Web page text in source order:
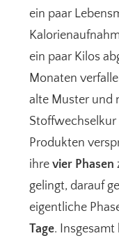
ein paar
ein paar Kilos
Monaten
alte Muster und
Stoffwechselkur
Produkten
ihrevier Phasen
gelingt, darauf
eigentliche
Tage.